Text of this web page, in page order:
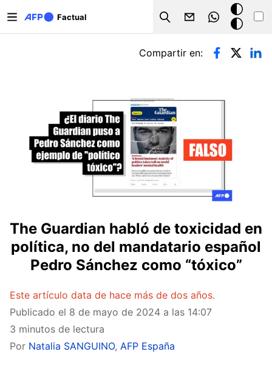
Factual
Search
Modo
oscuro
Solapas principales
Compartir en:
The Guardian habló de toxicidad en
política, no del mandatario español
Pedro Sánchez como “tóxico”
Este artículo data de hace más de dos años.
Publicado el 8 de mayo de 2024 a las 14:07
3 minutos de lectura
Por Natalia SANGUINO, AFP España